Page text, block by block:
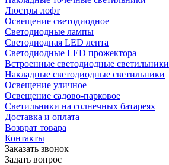
Люстры лофт
Освещение светодиодное
Светодиодные лампы
Светодиодная LED лента
Светодиодные LED прожектора
Встроенные светодиодные светильники
Накладные светодиодные светильники
Освещение уличное
Освещение садово-парковое
Светильники на солнечных батареях
Доставка и оплата
Возврат товара
Контакты
Заказать звонок
Задать вопрос